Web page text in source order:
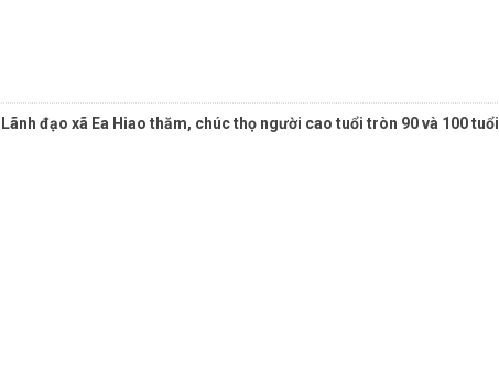
Lãnh đạo xã Ea Hiao thăm, chúc thọ người cao tuổi tròn 90 và 100 tuổi